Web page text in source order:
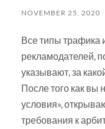
NOVEMBER 25, 2020
Все типы трафика
рекламодателей,
указывают, за
После того как вы
условия»,
требования к